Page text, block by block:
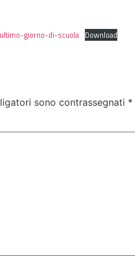
giorno-di-scuola Download
sono contrassegnati *